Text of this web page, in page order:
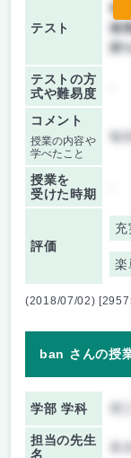
テスト
前
後
持
テストの方
式や難易度
コメント
授業の内容や
学べたこと
毎
授業を
受けた時期
評価
充
楽
(2018/07/02)
ban さんの授
学部 学科
担当の先生
名